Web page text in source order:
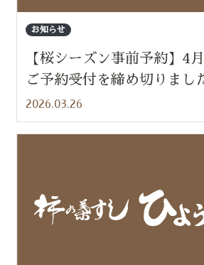
お知らせ
【桜シーズン事前予約】4
ご予約受付を締め切りまし
2026.03.26